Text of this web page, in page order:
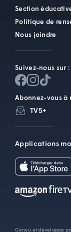
Section
Politique de
Nous joindre
Suivez-nous sur :
Abonnez-vous à
TV5+
Applications
Conçu et développé